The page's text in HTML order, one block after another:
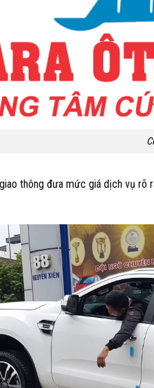
thông đưa mức giá dịch vụ